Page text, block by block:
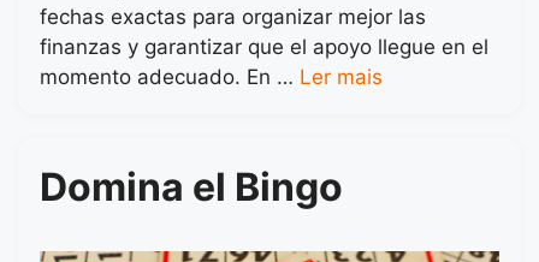
fechas exactas para organizar mejor las
finanzas y garantizar que el apoyo llegue en el
momento adecuado. En … Ler mais
Domina el Bingo